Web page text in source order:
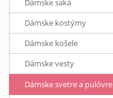
Dámske saká
Dámske kostýmy
Dámske košele
Dámske vesty
Dámske svetre a pulóvre